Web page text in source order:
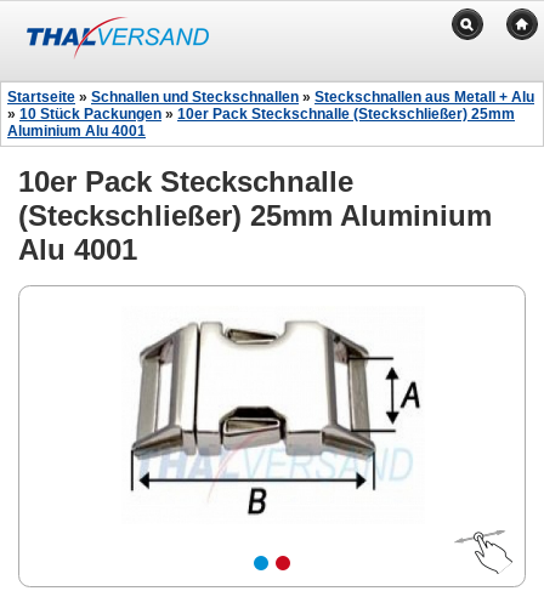
Startseite » Schnallen und Steckschnallen » Steckschnallen aus Metall + Alu
» 10 Stück Packungen » 10er Pack Steckschnalle (Steckschließer) 25mm
Aluminium Alu 4001
10er Pack Steckschnalle
(Steckschließer) 25mm Aluminium
Alu 4001